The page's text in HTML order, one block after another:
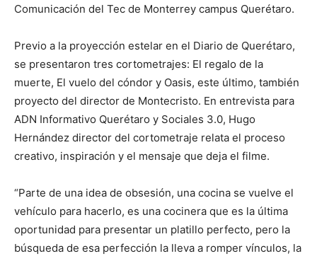
Comunicación del Tec de Monterrey campus Querétaro.
Previo a la proyección estelar en el Diario de Querétaro,
se presentaron tres cortometrajes: El regalo de la
muerte, El vuelo del cóndor y Oasis, este último, también
proyecto del director de Montecristo. En entrevista para
ADN Informativo Querétaro y Sociales 3.0, Hugo
Hernández director del cortometraje relata el proceso
creativo, inspiración y el mensaje que deja el filme.
“Parte de una idea de obsesión, una cocina se vuelve el
vehículo para hacerlo, es una cocinera que es la última
oportunidad para presentar un platillo perfecto, pero la
búsqueda de esa perfección la lleva a romper vínculos, la